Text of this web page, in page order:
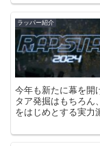
ラッパー紹介
今年も新たに幕を開
タア発掘はもちろん
をはじめとする実力